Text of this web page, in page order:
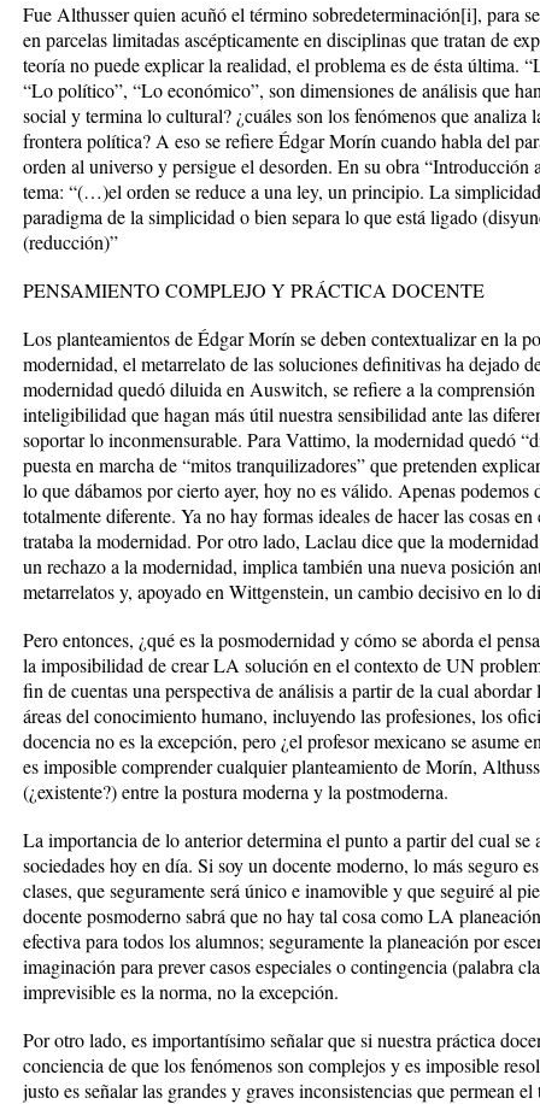
Fue Althusser quien acuñó el término sobredeterminación[i], para
en parcelas limitadas ascépticamente en disciplinas que tratan de
teoría no puede explicar la realidad, el problema es de ésta última.
“Lo político”, “Lo económico”, son dimensiones de análisis que
social y termina lo cultural? ¿cuáles son los fenómenos que analiza
frontera política? A eso se refiere Édgar Morín cuando habla del
orden al universo y persigue el desorden. En su obra “Introducción
tema: “(…)el orden se reduce a una ley, un principio. La
paradigma de la simplicidad o bien separa lo que está ligado
(reducción)”
PENSAMIENTO COMPLEJO Y PRÁCTICA DOCENTE
Los planteamientos de Édgar Morín se deben contextualizar en la
modernidad, el metarrelato de las soluciones definitivas ha dejado
modernidad quedó diluida en Auswitch, se refiere a la
inteligibilidad que hagan más útil nuestra sensibilidad ante las
soportar lo inconmensurable. Para Vattimo, la modernidad quedó
puesta en marcha de “mitos tranquilizadores” que pretenden
lo que dábamos por cierto ayer, hoy no es válido. Apenas
totalmente diferente. Ya no hay formas ideales de hacer las cosas
trataba la modernidad. Por otro lado, Laclau dice que la
un rechazo a la modernidad, implica también una nueva posición
metarrelatos y, apoyado en Wittgenstein, un cambio decisivo en lo
Pero entonces, ¿qué es la posmodernidad y cómo se aborda el
la imposibilidad de crear LA solución en el contexto de UN
fin de cuentas una perspectiva de análisis a partir de la cual
áreas del conocimiento humano, incluyendo las profesiones, los
docencia no es la excepción, pero ¿el profesor mexicano se asume
es imposible comprender cualquier planteamiento de Morín,
(¿existente?) entre la postura moderna y la postmoderna.
La importancia de lo anterior determina el punto a partir del cual se
sociedades hoy en día. Si soy un docente moderno, lo más seguro
clases, que seguramente será único e inamovible y que seguiré al
docente posmoderno sabrá que no hay tal cosa como LA
efectiva para todos los alumnos; seguramente la planeación por
imaginación para prever casos especiales o contingencia (palabra
imprevisible es la norma, no la excepción.
Por otro lado, es importantísimo señalar que si nuestra práctica
conciencia de que los fenómenos son complejos y es imposible
justo es señalar las grandes y graves inconsistencias que permean